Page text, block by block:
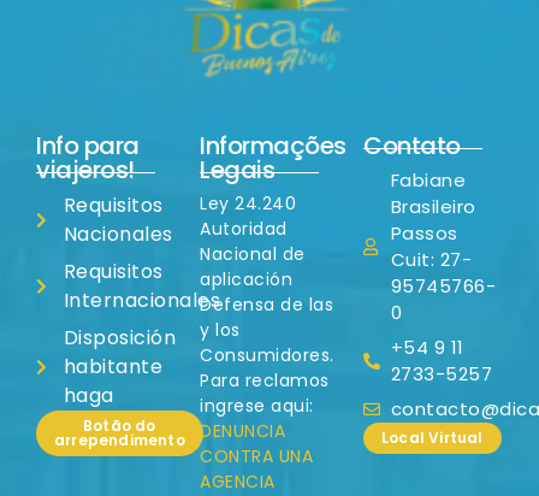
Info para
viajeros!
Requisitos
Nacionales
Requisitos
Internacionales
Disposición
habitante
haga
Botão do
arrependimento
Informações
Legais
Ley 24.240
Autoridad
Nacional de
aplicación
Defensa de las
y los
Consumidores.
Para reclamos
ingrese aqui:
DENUNCIA
CONTRA UNA
AGENCIA
Contato
Fabiane
Brasileiro
Passos
Cuit: 27-
95745766-
0
+54 9 11
2733-5257
Local Virtual